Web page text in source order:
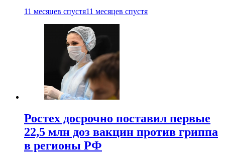
11 месяцев спустя11 месяцев спустя
Ростех досрочно поставил первые
22,5 млн доз вакцин против гриппа
в регионы РФ